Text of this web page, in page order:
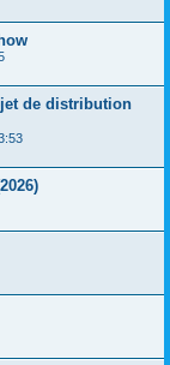
de distribution